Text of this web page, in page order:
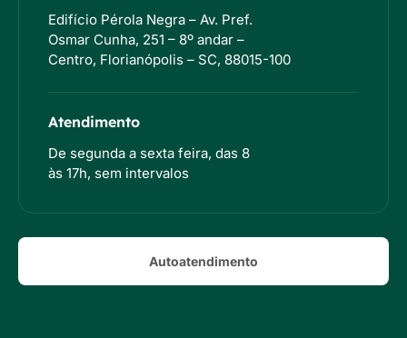
Edifício Pérola Negra – Av. Pref.
Osmar Cunha, 251 – 8º andar –
Centro, Florianópolis – SC, 88015-100
Atendimento
De segunda a sexta feira, das 8
às 17h, sem intervalos
Autoatendimento